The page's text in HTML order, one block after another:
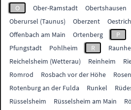
O
Ober-Ramstadt Obertshausen
Oberursel (Taunus)
Oberzent
Offenbach am Main
Ortenberg P
Pfungstadt
Pohlheim R
Reichelsheim (Wetterau)
Reinheim
Romrod
Rosbach vor der Höhe
Rotenburg an der Fulda
Runkel
Rüsselsheim
Rüsselsheim am Main